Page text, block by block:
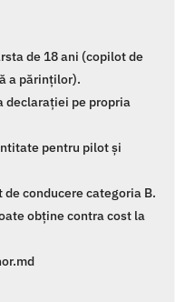
de 18 ani (copilot de
a părinților).
declarației pe propria
pentru pilot și
conducere categoria B.
obține contra cost la